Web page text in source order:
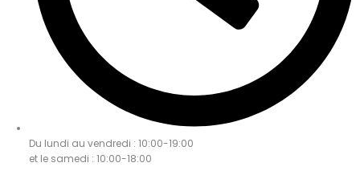
Du lundi au vendredi : 10:00-19:00
et le samedi : 10:00-18:00